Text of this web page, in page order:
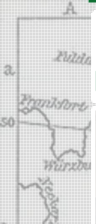
Přejít k hlavnímu obsahu